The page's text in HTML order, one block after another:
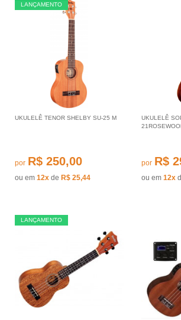
LANÇAMENTO
UKULELÊ TENOR SHELBY SU-25 M
por R$ 250,00
ou em 12x de R$ 25,44
UKULELÊ
por R$
ou em 12x
LANÇAMENTO